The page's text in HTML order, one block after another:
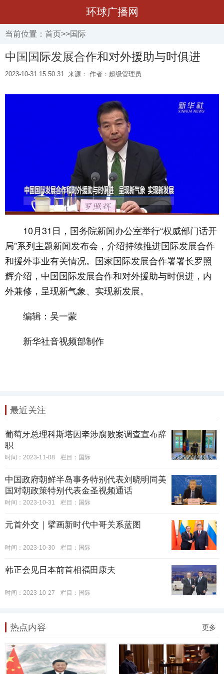
环球广播网
当前位置： 首页>>国际
中国国际发展合作和对外援助与时俱进
2023-10-31 15:50:31 来源： 作者：超级管理员
10月31日，国务院新闻办公室举行“权威部门话开
局”系列主题新闻发布会，介绍持续推进国际发展合作
和援外事业有关情况。国家国际发展合作署署长罗照
辉介绍，中国国际发展合作和对外援助与时俱进，内
外兼修，呈现新气象、实现新发展。
编辑：吴一蒙
新华社音视频部制作
最近关注
葡萄牙总理科斯塔因牵涉腐败案调查宣布辞
职
时间：2023-11-08 栏目： 国际
中国政府朝鲜半岛事务特别代表刘晓明同美
国对朝政策特别代表金圣视频通话
时间：2023-10-31 栏目： 国际
元首外交｜擘画新时代中哥关系蓝图
时间：2023-10-30 栏目： 国际
韩正会见日本前首相福田康夫
时间：2023-10-27 栏目： 国际
热点内容 更多